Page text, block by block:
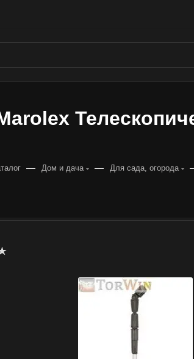
— Дом и дача — Для сада, огорода